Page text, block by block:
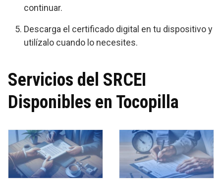
continuar.
Descarga el certificado digital en tu dispositivo y
utilízalo cuando lo necesites.
Servicios del SRCEI
Disponibles en Tocopilla